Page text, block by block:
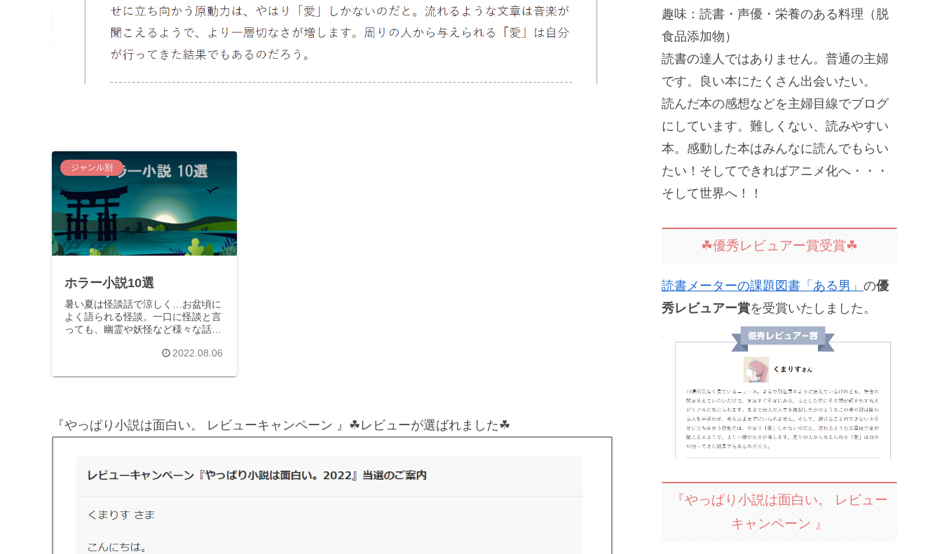
ジャンル別
ホラー小説10選
暑い夏は怪談話で涼しく…お盆頃に
よく語られる怪談。一口に怪談と言
っても、幽霊や妖怪など様々な話が
し、怨霊、座敷わらし、ろくろ首…
怪談に慣れ親しんできました。個性
2022.08.06
『やっぱり小説は面白い。 レビューキャンペーン 』☘レビューが選ばれました☘
趣味：読書・声優・栄養のある料理（脱
食品添加物）
読書の達人ではありません。普通の主婦
です。良い本にたくさん出会いたい。
読んだ本の感想などを主婦目線でブログ
にしています。難しくない、読みやすい
本。感動した本はみんなに読んでもらい
たい！そしてできればアニメ化へ・・・
そして世界へ！！
☘優秀レビュアー賞受賞☘
読書メーターの課題図書「ある男」 の優
秀レビュアー賞を受賞いたしました。
『やっぱり小説は面白い。 レビュー
キャンペーン 』